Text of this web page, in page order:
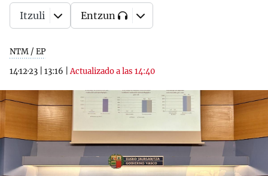
NTM / EP
14·12·23
13:16 |Actualizado a las 14:40
Itzuli Entzun